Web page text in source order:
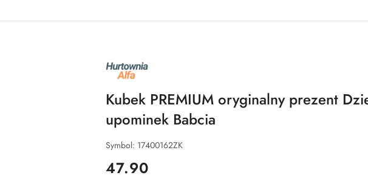
NAZWA
PRODUCENTA:
ALFA
Kubek PREMIUM oryginalny prezent
upominek Babcia
Symbol: 17400162ZK
cena:
47.90